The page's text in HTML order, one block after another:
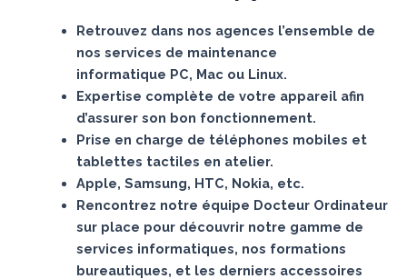
Retrouvez dans nos agences l’ensemble de
nos services de maintenance
informatique PC, Mac ou Linux.
Expertise complète de votre appareil afin
d’assurer son bon fonctionnement.
Prise en charge de téléphones mobiles et
tablettes tactiles en atelier.
Apple, Samsung, HTC, Nokia, etc.
Rencontrez notre équipe Docteur Ordinateur
sur place pour découvrir notre gamme de
services informatiques, nos formations
bureautiques, et les derniers accessoires